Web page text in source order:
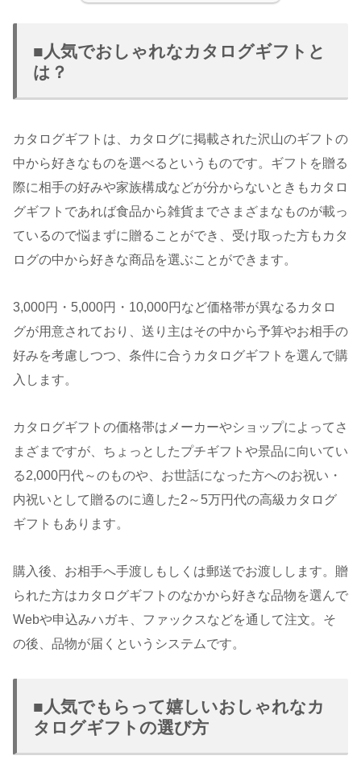
■人気でおしゃれなカタログギフトと
は？
カタログギフトは、カタログに掲載された沢山のギフトの
中から好きなものを選べるというものです。ギフトを贈る
際に相手の好みや家族構成などが分からないときもカタロ
グギフトであれば食品から雑貨までさまざまなものが載っ
ているので悩まずに贈ることができ、受け取った方もカタ
ログの中から好きな商品を選ぶことができます。
3,000円・5,000円・10,000円など価格帯が異なるカタロ
グが用意されており、送り主はその中から予算やお相手の
好みを考慮しつつ、条件に合うカタログギフトを選んで購
入します。
カタログギフトの価格帯はメーカーやショップによってさ
まざまですが、ちょっとしたプチギフトや景品に向いてい
る2,000円代～のものや、お世話になった方へのお祝い・
内祝いとして贈るのに適した2～5万円代の高級カタログ
ギフトもあります。
購入後、お相手へ手渡しもしくは郵送でお渡しします。贈
られた方はカタログギフトのなかから好きな品物を選んで
Webや申込みハガキ、ファックスなどを通して注文。そ
の後、品物が届くというシステムです。
■人気でもらって嬉しいおしゃれなカ
タログギフトの選び方